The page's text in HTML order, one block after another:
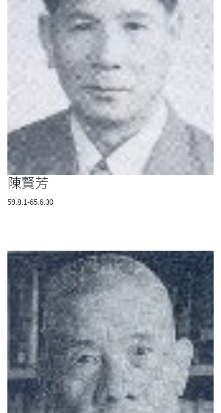
陳賢芳
59.8.1-65.6.30